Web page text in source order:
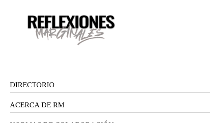
DIRECTORIO
ACERCA DE RM